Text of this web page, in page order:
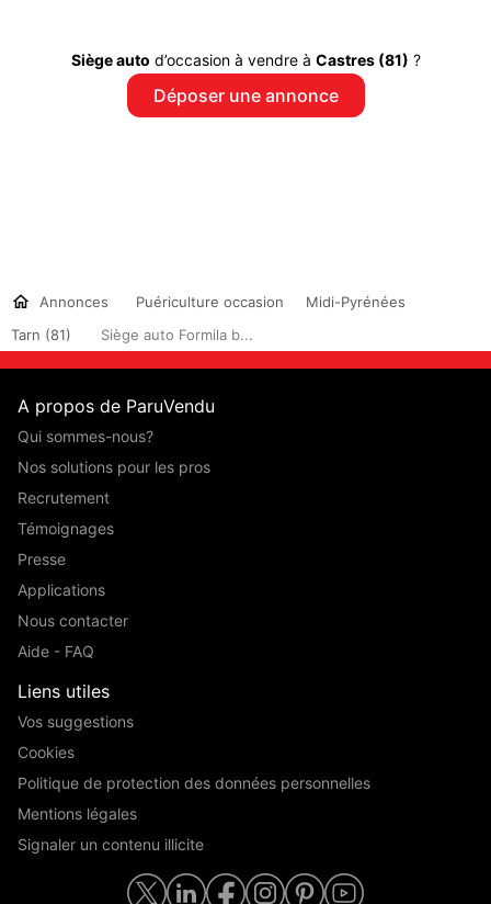
Siège auto d’occasion à vendre à Castres (81) ?
Déposer une annonce
Annonces Puériculture occasion
Midi-Pyrénées
Tarn (81)
Siège auto Formila b...
A propos de ParuVendu
Qui sommes-nous?
Nos solutions pour les pros
Recrutement
Témoignages
Presse
Applications
Nous contacter
Aide - FAQ
Liens utiles
Vos suggestions
Cookies
Politique de protection des données personnelles
Mentions légales
Signaler un contenu illicite